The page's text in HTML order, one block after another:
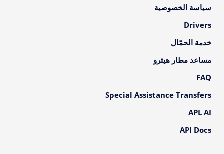
سياسة الخصوصية
Drivers
خدمة الحمّال
مساعد مطار هيثرو
FAQ
Special Assistance Transfers
APL AI
API Docs